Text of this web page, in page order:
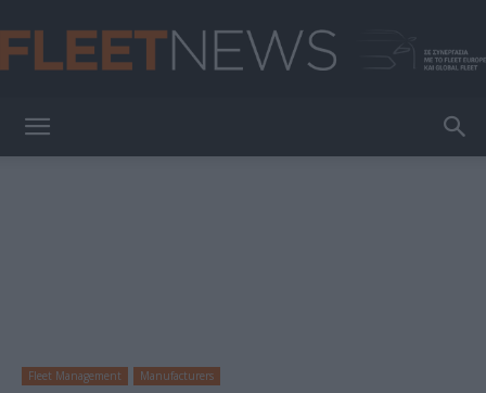
Fleet Management Manufacturers